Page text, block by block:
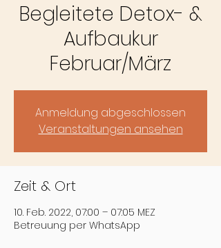
Begleitete Detox- &
Aufbaukur
Februar/März
Anmeldung abgeschlossen
Veranstaltungen ansehen
Zeit & Ort
10. Feb. 2022, 07:00 – 07:05 MEZ
Betreuung per WhatsApp